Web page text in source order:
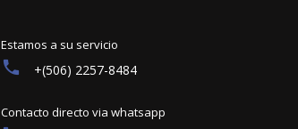
Estamos a su servicio
+(506) 2257-8484
Contacto directo via whatsapp